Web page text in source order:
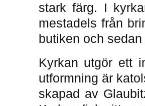
stark färg. I
mestadels från
butiken och
Kyrkan utgör ett
utformning är
skapad av